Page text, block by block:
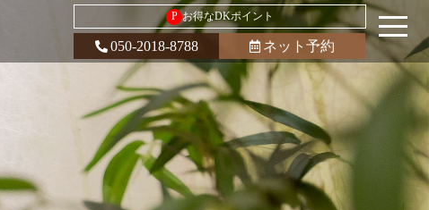
P お得なDKポイント
050-2018-8788 ネット予約